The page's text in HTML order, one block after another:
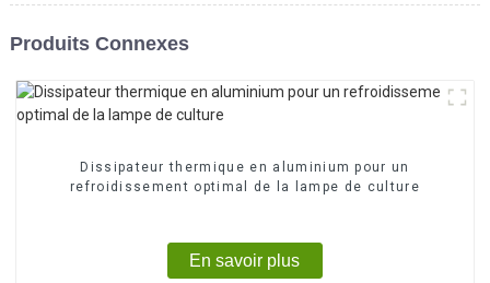
Produits Connexes
Dissipateur thermique en aluminium pour un
refroidissement optimal de la lampe de culture
En savoir plus